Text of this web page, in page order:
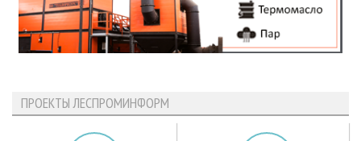
ПРОЕКТЫ ЛЕСПРОМИНФОРМ